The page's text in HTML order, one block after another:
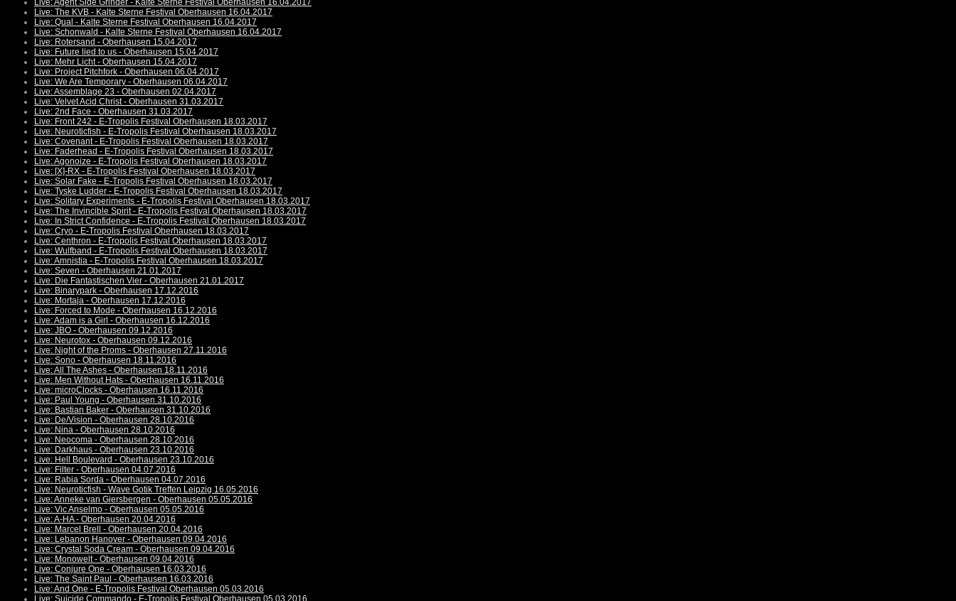
Live: Agent Side Grinder - Kalte Sterne Festival Oberhausen 16.04.2017
Live: The KVB - Kalte Sterne Festival Oberhausen 16.04.2017
Live: Qual - Kalte Sterne Festival Oberhausen 16.04.2017
Live: Schonwald - Kalte Sterne Festival Oberhausen 16.04.2017
Live: Rotersand - Oberhausen 15.04.2017
Live: Future lied to us - Oberhausen 15.04.2017
Live: Mehr Licht - Oberhausen 15.04.2017
Live: Project Pitchfork - Oberhausen 06.04.2017
Live: We Are Temporary - Oberhausen 06.04.2017
Live: Assemblage 23 - Oberhausen 02.04.2017
Live: Velvet Acid Christ - Oberhausen 31.03.2017
Live: 2nd Face - Oberhausen 31.03.2017
Live: Front 242 - E-Tropolis Festival Oberhausen 18.03.2017
Live: Neuroticfish - E-Tropolis Festival Oberhausen 18.03.2017
Live: Covenant - E-Tropolis Festival Oberhausen 18.03.2017
Live: Faderhead - E-Tropolis Festival Oberhausen 18.03.2017
Live: Agonoize - E-Tropolis Festival Oberhausen 18.03.2017
Live: [X]-RX - E-Tropolis Festival Oberhausen 18.03.2017
Live: Solar Fake - E-Tropolis Festival Oberhausen 18.03.2017
Live: Tyske Ludder - E-Tropolis Festival Oberhausen 18.03.2017
Live: Solitary Experiments - E-Tropolis Festival Oberhausen 18.03.2017
Live: The Invincible Spirit - E-Tropolis Festival Oberhausen 18.03.2017
Live: In Strict Confidence - E-Tropolis Festival Oberhausen 18.03.2017
Live: Cryo - E-Tropolis Festival Oberhausen 18.03.2017
Live: Centhron - E-Tropolis Festival Oberhausen 18.03.2017
Live: Wulfband - E-Tropolis Festival Oberhausen 18.03.2017
Live: Amnistia - E-Tropolis Festival Oberhausen 18.03.2017
Live: Seven - Oberhausen 21.01.2017
Live: Die Fantastischen Vier - Oberhausen 21.01.2017
Live: Binarypark - Oberhausen 17.12.2016
Live: Mortaja - Oberhausen 17.12.2016
Live: Forced to Mode - Oberhausen 16.12.2016
Live: Adam is a Girl - Oberhausen 16.12.2016
Live: JBO - Oberhausen 09.12.2016
Live: Neurotox - Oberhausen 09.12.2016
Live: Night of the Proms - Oberhausen 27.11.2016
Live: Sono - Oberhausen 18.11.2016
Live: All The Ashes - Oberhausen 18.11.2016
Live: Men Without Hats - Oberhausen 16.11.2016
Live: microClocks - Oberhausen 16.11.2016
Live: Paul Young - Oberhausen 31.10.2016
Live: Bastian Baker - Oberhausen 31.10.2016
Live: De/Vision - Oberhausen 28.10.2016
Live: Nina - Oberhausen 28.10.2016
Live: Neocoma - Oberhausen 28.10.2016
Live: Darkhaus - Oberhausen 23.10.2016
Live: Hell Boulevard - Oberhausen 23.10.2016
Live: Filter - Oberhausen 04.07.2016
Live: Rabia Sorda - Oberhausen 04.07.2016
Live: Neuroticfish - Wave Gotik Treffen Leipzig 16.05.2016
Live: Anneke van Giersbergen - Oberhausen 05.05.2016
Live: Vic Anselmo - Oberhausen 05.05.2016
Live: A-HA - Oberhausen 20.04.2016
Live: Marcel Brell - Oberhausen 20.04.2016
Live: Lebanon Hanover - Oberhausen 09.04.2016
Live: Crystal Soda Cream - Oberhausen 09.04.2016
Live: Monowelt - Oberhausen 09.04.2016
Live: Conjure One - Oberhausen 16.03.2016
Live: The Saint Paul - Oberhausen 16.03.2016
Live: And One - E-Tropolis Festival Oberhausen 05.03.2016